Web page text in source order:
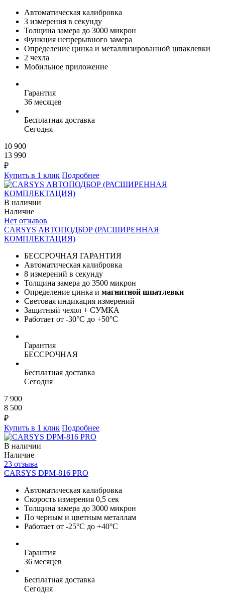
Автоматическая калибровка
3 измерения в секунду
Толщина замера до 3000 микрон
Функция непрерывного замера
Определение цинка и металлизированной шпаклевки
2 чехла
Мобильное приложение
Гарантия
36 месяцев
Бесплатная доставка
Сегодня
10 900
13 990
₽
Купить в 1 клик Подробнее
В наличии
Наличие
Нет отзывов
CARSYS АВТОПОДБОР (РАСШИРЕННАЯ
КОМПЛЕКТАЦИЯ)
БЕССРОЧНАЯ ГАРАНТИЯ
Автоматическая калибровка
8 измерений в секунду
Толщина замера до 3500 микрон
Определение цинка и магнитной шпатлевки
Световая индикация измерений
Защитный чехол + СУМКА
Работает от -30°C до +50°C
Гарантия
БЕССРОЧНАЯ
Бесплатная доставка
Сегодня
7 900
8 500
₽
Купить в 1 клик Подробнее
В наличии
Наличие
23 отзыва
CARSYS DPM-816 PRO
Автоматическая калибровка
Скорость измерения 0,5 сек
Толщина замера до 3000 микрон
По черным и цветным металлам
Работает от -25°C до +40°C
Гарантия
36 месяцев
Бесплатная доставка
Сегодня